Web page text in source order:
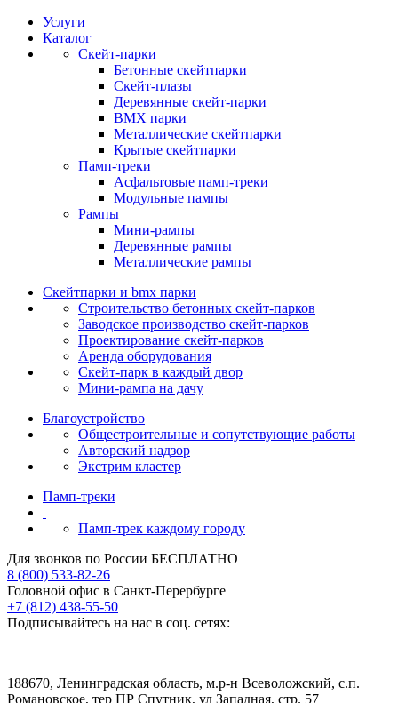
Услуги
Каталог
Скейт‑парки
Бетонные скейтпарки
Скейт‑плазы
Деревянные скейт‑парки
BMX парки
Металлические скейтпарки
Крытые скейтпарки
Памп‑треки
Асфальтовые памп‑треки
Модульные пампы
Рампы
Мини-рампы
Деревянные рампы
Металлические рампы
Скейтпарки и bmx парки
Строительство бетонных скейт‑парков
Заводское производство скейт-парков
Проектирование скейт-парков
Аренда оборудования
Скейт-парк в каждый двор
Мини-рампа на дачу
Благоустройство
Общестроительные и сопутствующие работы
Авторский надзор
Экстрим кластер
Памп‑треки
Памп-трек каждому городу
Для звонков по России БЕСПЛАТНО
8 (800) 533-82-26
Головной офис в Санкт-Перербурге
+7 (812) 438-55-50
Подписывайтесь на нас в соц. сетях:
188670, Ленинградская область, м.р-н Всеволожский, с.п.
Романовское, тер ПР Спутник, ул Западная, стр. 57